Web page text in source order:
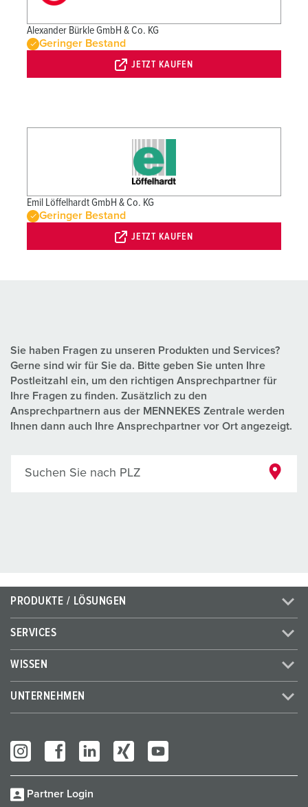
Alexander Bürkle GmbH & Co. KG
Geringer Bestand
JETZT KAUFEN
Emil Löffelhardt GmbH & Co. KG
Geringer Bestand
JETZT KAUFEN
Sie haben Fragen zu unseren Produkten und Services?
Gerne sind wir für Sie da. Bitte geben Sie unten Ihre
Postleitzahl ein, um den richtigen Ansprechpartner für
Ihre Fragen zu finden. Zusätzlich zu den
Ansprechpartnern aus der MENNEKES Zentrale werden
Ihnen dann auch Ihre Ansprechpartner vor Ort angezeigt.
Suchen Sie nach PLZ
PRODUKTE / LÖSUNGEN
SERVICES
WISSEN
UNTERNEHMEN
Partner Login